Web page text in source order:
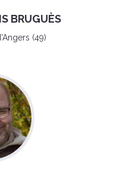
BRUGUÈS
(49)